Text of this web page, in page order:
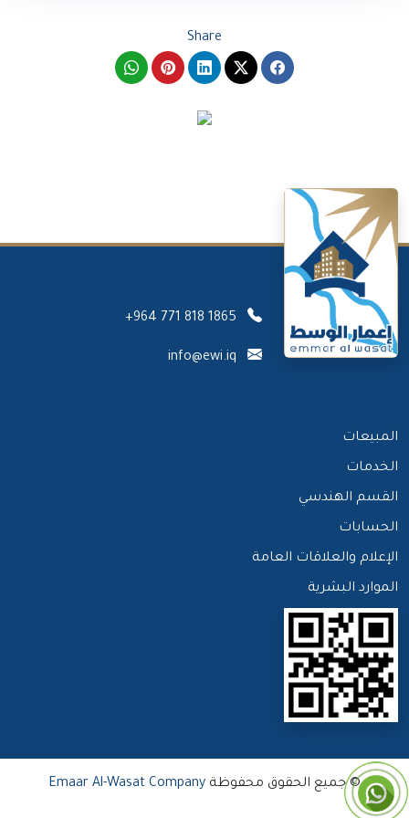
Share
+964 771 818 1865
info@ewi.iq
المبيعات
الخدمات
القسم الهندسي
الحسابات
الإعلام والعلاقات العامة
الموارد البشرية
© جميع الحقوق محفوظة Emaar Al-Wasat Company